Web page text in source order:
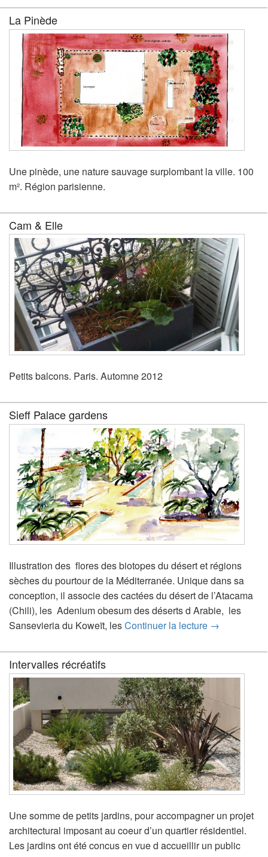
La Pinède
Une pinède, une nature sauvage surplombant la ville. 100
m². Région parisienne.
Cam & Elle
Petits balcons. Paris. Automne 2012
Sieff Palace gardens
Illustration des flores des biotopes du désert et régions
sèches du pourtour de la Méditerranée. Unique dans sa
conception, il associe des cactées du désert de l’Atacama
(Chili), les Adenium obesum des déserts d Arabie, les
Sansevieria du Koweït, lesContinuer la lecture Sieff Palace
→
Intervalles récréatifs
Une somme de petits jardins, pour accompagner un projet
architectural imposant au coeur d’un quartier résidentiel.
Les jardins ont été concus en vue d accueillir un public